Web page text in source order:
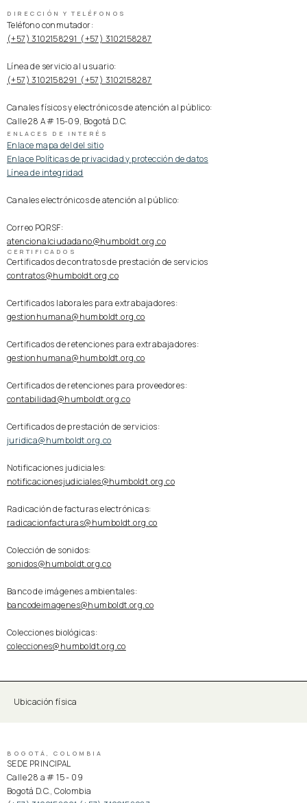
DIRECCIÓN Y TELÉFONOS
Teléfono conmutador:
(+57) 3102158291 (+57) 3102158287
Línea de servicio al usuario:
(+57) 3102158291 (+57) 3102158287
Canales físicos y electrónicos de atención al público:
Calle 28 A # 15-09, Bogotá D.C.
ENLACES DE INTERÉS
Enlace mapa del del sitio
Enlace Políticas de privacidad y protección de datos
Línea de integridad
Canales electrónicos de atención al público:
Correo PQRSF:
atencionalciudadano@humboldt.org.co
CERTIFICADOS
Certificados de contratos de prestación de servicios
contratos@humboldt.org.co
Certificados laborales para extrabajadores:
gestionhumana@humboldt.org.co
Certificados de retenciones para extrabajadores:
gestionhumana@humboldt.org.co
Certificados de retenciones para proveedores:
contabilidad@humboldt.org.co
Certificados de prestación de servicios:
juridica@humboldt.org.co
Notificaciones judiciales:
notificacionesjudiciales@humboldt.org.co
Radicación de facturas electrónicas:
radicacionfacturas@humboldt.org.co
Colección de sonidos:
sonidos@humboldt.org.co
Banco de imágenes ambientales:
bancodeimagenes@humboldt.org.co
Colecciones biológicas:
colecciones@humboldt.org.co
Ubicación física
BOGOTÁ, COLOMBIA
SEDE PRINCIPAL
Calle 28 a # 15 - 09
Bogotá D.C., Colombia